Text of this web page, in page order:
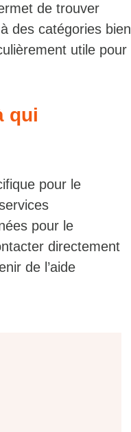
de trouver
des catégories bien
utile pour
qui
pour le
pour le
directement
de l’aide